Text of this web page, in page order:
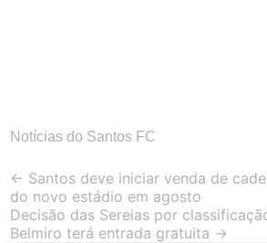
Notícias do Santos FC
Post
navigation
← Santos deve iniciar venda de
do novo estádio em agosto
Decisão das Sereias por
Belmiro terá entrada gratuita →